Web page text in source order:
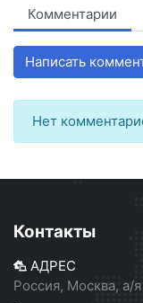
Комментарии
Написать
Нет
Контакты
АДРЕС
Россия, Москва, а/